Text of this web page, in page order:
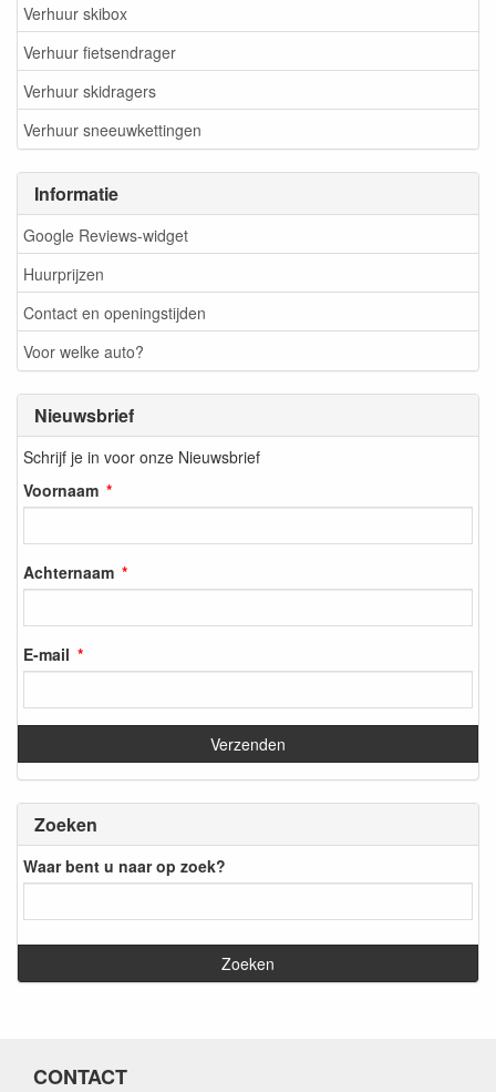
Verhuur skibox
Verhuur fietsendrager
Verhuur skidragers
Verhuur sneeuwkettingen
Informatie
Google Reviews-widget
Huurprijzen
Contact en openingstijden
Voor welke auto?
Nieuwsbrief
Schrijf je in voor onze Nieuwsbrief
Voornaam
Achternaam
E-mail
Zoeken
Waar bent u naar op zoek?
CONTACT